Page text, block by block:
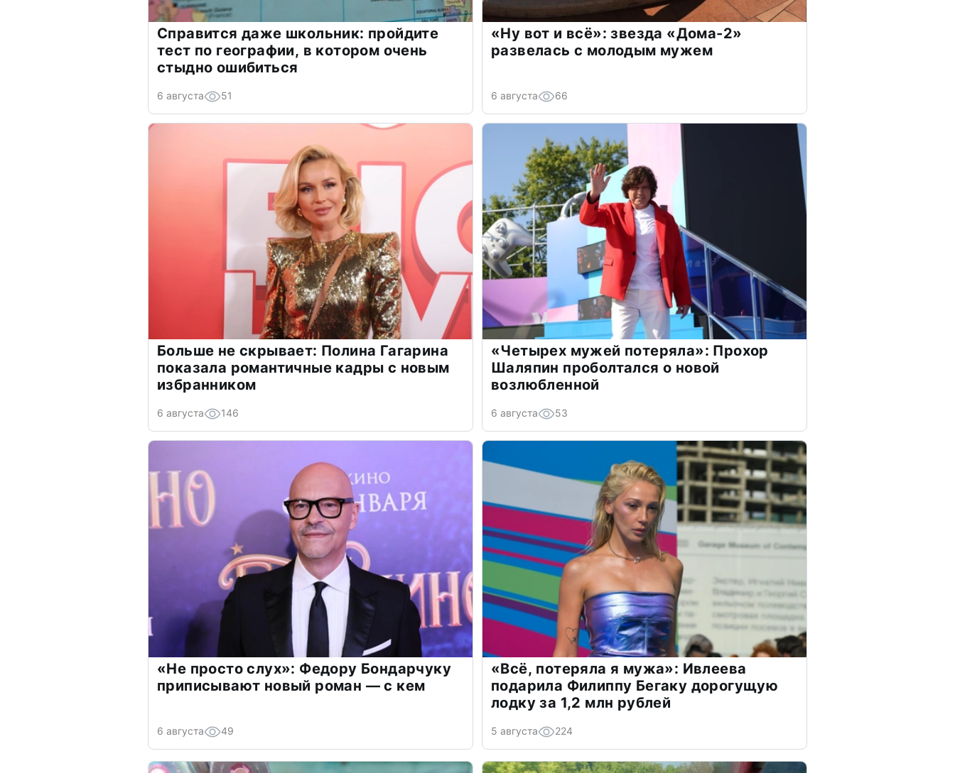
Справится даже школьник: пройдите
тест по географии, в котором очень
стыдно ошибиться
6 августа 51
«Ну вот и всё»: звезда «Дома-2»
развелась с молодым мужем
6 августа 66
Больше не скрывает: Полина Гагарина
показала романтичные кадры с новым
избранником
6 августа 146
«Четырех мужей потеряла»: Прохор
Шаляпин проболтался о новой
возлюбленной
6 августа 53
«Не просто слух»: Федору Бондарчуку
приписывают новый роман — с кем
6 августа 49
«Всё, потеряла я мужа»: Ивлеева
подарила Филиппу Бегаку дорогущую
лодку за 1,2 млн рублей
5 августа 224